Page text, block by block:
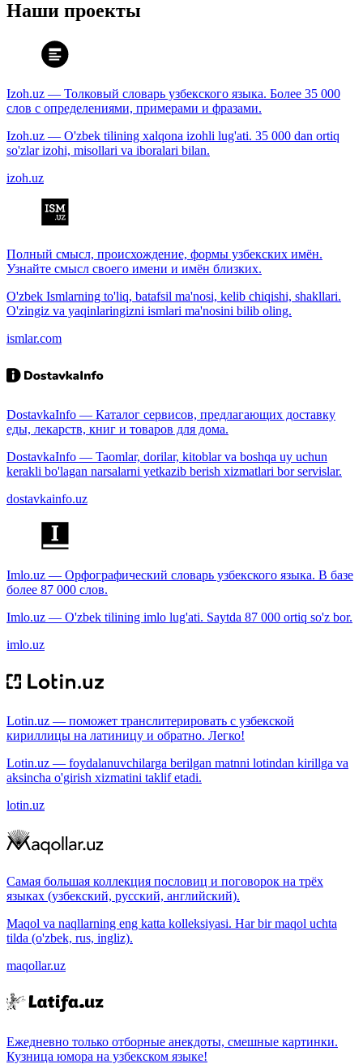
Наши проекты
Izoh.uz — Толковый словарь узбекского языка. Более 35 000
слов с определениями, примерами и фразами.
Izoh.uz — O'zbek tilining xalqona izohli lug'ati. 35 000 dan ortiq
so'zlar izohi, misollari va iboralari bilan.
izoh.uz
Полный смысл, происхождение, формы узбекских имён.
Узнайте смысл своего имени и имён близких.
O'zbek Ismlarning to'liq, batafsil ma'nosi, kelib chiqishi, shakllari.
O'zingiz va yaqinlaringizni ismlari ma'nosini bilib oling.
ismlar.com
DostavkaInfo — Каталог сервисов, предлагающих доставку
еды, лекарств, книг и товаров для дома.
DostavkaInfo — Taomlar, dorilar, kitoblar va boshqa uy uchun
kerakli bo'lagan narsalarni yetkazib berish xizmatlari bor servislar.
dostavkainfo.uz
Imlo.uz — Орфографический словарь узбекского языка. В базе
более 87 000 слов.
Imlo.uz — O'zbek tilining imlo lug'ati. Saytda 87 000 ortiq so'z bor.
imlo.uz
Lotin.uz — поможет транслитерировать с узбекской
кириллицы на латиницу и обратно. Легко!
Lotin.uz — foydalanuvchilarga berilgan matnni lotindan kirillga va
aksincha o'girish xizmatini taklif etadi.
lotin.uz
Самая большая коллекция пословиц и поговорок на трёх
языках (узбекский, русский, английский).
Maqol va naqllarning eng katta kolleksiyasi. Har bir maqol uchta
tilda (o'zbek, rus, ingliz).
maqollar.uz
Ежедневно только отборные анекдоты, смешные картинки.
Кузница юмора на узбекском языке!